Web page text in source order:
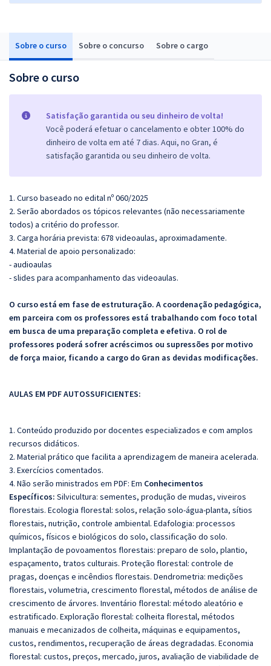
Sobre o curso Sobre o concurso Sobre o cargo
Sobre o curso
Satisfação garantida ou seu dinheiro de volta!
Você poderá efetuar o cancelamento e obter 100% do
dinheiro de volta em até 7 dias. Aqui, no Gran, é
satisfação garantida ou seu dinheiro de volta.
1. Curso baseado no edital nº 060/2025
2. Serão abordados os tópicos relevantes (não necessariamente
todos) a critério do professor.
3. Carga horária prevista: 678 videoaulas, aproximadamente.
4. Material de apoio personalizado:
- audioaulas
- slides para acompanhamento das videoaulas.
O curso está em fase de estruturação. A coordenação pedagógica,
em parceira com os professores está trabalhando com foco total
em busca de uma preparação completa e efetiva. O rol de
professores poderá sofrer acréscimos ou supressões por motivo
de força maior, ficando a cargo do Gran as devidas modificações.
AULAS EM PDF AUTOSSUFICIENTES:
1. Conteúdo produzido por docentes especializados e com amplos
recursos didáticos.
2. Material prático que facilita a aprendizagem de maneira acelerada.
3. Exercícios comentados.
4. Não serão ministrados em PDF: Em Conhecimentos
Específicos: Silvicultura: sementes, produção de mudas, viveiros
florestais. Ecologia florestal: solos, relação solo-água-planta, sítios
florestais, nutrição, controle ambiental. Edafologia: processos
químicos, físicos e biológicos do solo, classificação do solo.
Implantação de povoamentos florestais: preparo de solo, plantio,
espaçamento, tratos culturais. Proteção florestal: controle de
pragas, doenças e incêndios florestais. Dendrometria: medições
florestais, volumetria, crescimento florestal, métodos de análise de
crescimento de árvores. Inventário florestal: método aleatório e
estratificado. Exploração florestal: colheita florestal, métodos
manuais e mecanizados de colheita, máquinas e equipamentos,
custos, rendimentos, recuperação de áreas degradadas. Economia
florestal: custos, preços, mercado, juros, avaliação de viabilidade de